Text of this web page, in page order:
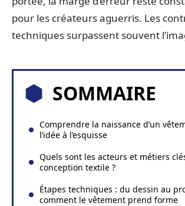
pour les créateurs aguerris. Les
techniques surpassent souvent
SOMMAIRE
Comprendre la naissance d’un
l’idée à l’esquisse
Quels sont les acteurs et métiers
conception textile ?
Étapes techniques : du dessin au
comment le vêtement prend forme